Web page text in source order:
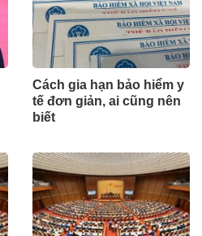
Cách gia hạn bảo hiểm y
tế đơn giản, ai cũng nên
biết